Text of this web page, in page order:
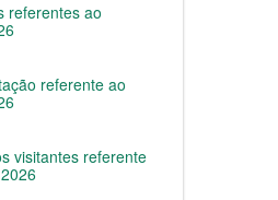
referentes ao
referente ao
visitantes referente